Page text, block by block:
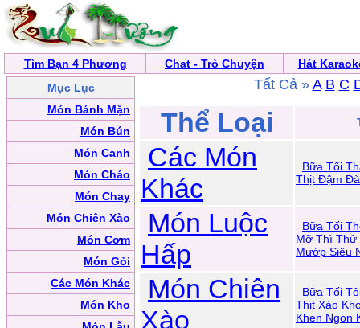
Tìm Bạn 4 Phương Chat - Trò Chuyện
Hát
Mục Lục
Món Bánh Mặn
Món Bún
Món Canh
Món Cháo
Món Chay
Món Chiên Xào
Món Cơm
Món Gỏi
Các Món Khác
Món Kho
Tất Cả » A B C
Thể Loại
Các Món
Khác
Bữa Tối
Thịt Đậm
Món Luộc
Hấp
Bữa Tối
Mỡ Thì Thử
Mướp Siêu
Món Chiên
Xào
Bữa Tối
Thịt Xào
Khen Ngon